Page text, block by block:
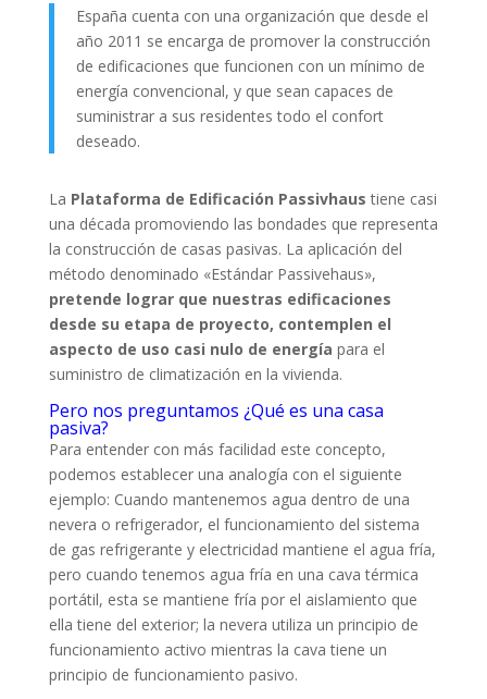
España cuenta con una organización que desde el
año 2011 se encarga de promover la construcción
de edificaciones que funcionen con un mínimo de
energía convencional, y que sean capaces de
suministrar a sus residentes todo el confort
deseado.
La Plataforma de Edificación Passivhaus tiene casi
una década promoviendo las bondades que representa
la construcción de casas pasivas. La aplicación del
método denominado «Estándar Passivehaus»,
pretende lograr que nuestras edificaciones
desde su etapa de proyecto, contemplen el
aspecto de uso casi nulo de energía para el
suministro de climatización en la vivienda.
Pero nos preguntamos ¿Qué es una casa
pasiva?
Para entender con más facilidad este concepto,
podemos establecer una analogía con el siguiente
ejemplo: Cuando mantenemos agua dentro de una
nevera o refrigerador, el funcionamiento del sistema
de gas refrigerante y electricidad mantiene el agua fría,
pero cuando tenemos agua fría en una cava térmica
portátil, esta se mantiene fría por el aislamiento que
ella tiene del exterior; la nevera utiliza un principio de
funcionamiento activo mientras la cava tiene un
principio de funcionamiento pasivo.